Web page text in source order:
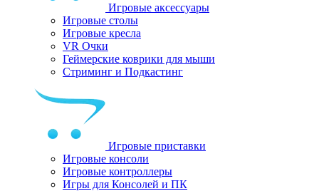
Игровые аксессуары
Игровые столы
Игровые кресла
VR Очки
Геймерские коврики для мыши
Стриминг и Подкастинг
Игровые приставки
Игровые консоли
Игровые контроллеры
Игры для Консолей и ПК